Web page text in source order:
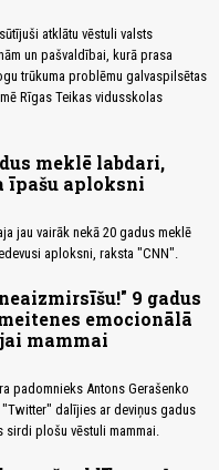
atklātu vēstuli valsts
un pašvaldībai, kurā prasa
trūkuma problēmu galvaspilsētas
Rīgas Teikas vidusskolas
meklē labdari,
īpašu aploksni
jau vairāk nekā 20 gadus meklē
aploksni, raksta "CNN".
9 gadus
emocionālā
mammai
padomnieks Antons Gerašenko
dalījies ar deviņus gadus
sirdi plošu vēstuli mammai.